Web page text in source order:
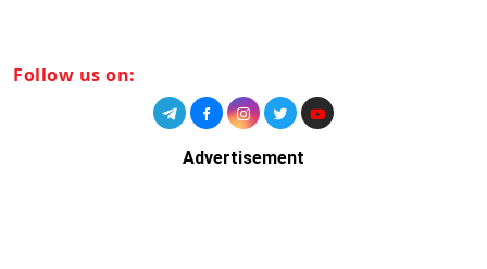
Follow us on:
Advertisement